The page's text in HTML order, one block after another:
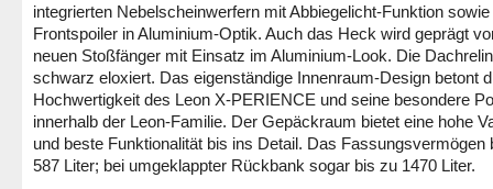
integrierten Nebelscheinwerfern mit Abbiegelicht-Funktion
Frontspoiler in Aluminium-Optik. Auch das Heck wird geprägt
neuen Stoßfänger mit Einsatz im Aluminium-Look. Die
schwarz eloxiert. Das eigenständige Innenraum-Design betont
Hochwertigkeit des Leon X-PERIENCE und seine besondere
innerhalb der Leon-Familie. Der Gepäckraum bietet eine hohe
und beste Funktionalität bis ins Detail. Das Fassungsvermögen
587 Liter; bei umgeklappter Rückbank sogar bis zu 1470 Liter.